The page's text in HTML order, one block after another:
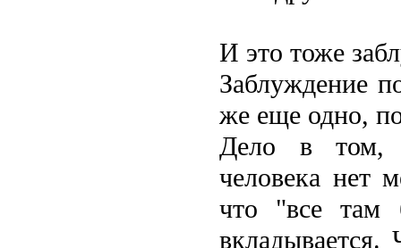
И это тоже
Заблуждение
же еще одно,
Дело в том,
человека нет
что "все там
вкладывается.